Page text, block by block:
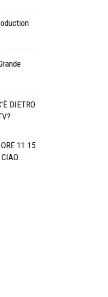
DIETRO
11.15
CIAO...